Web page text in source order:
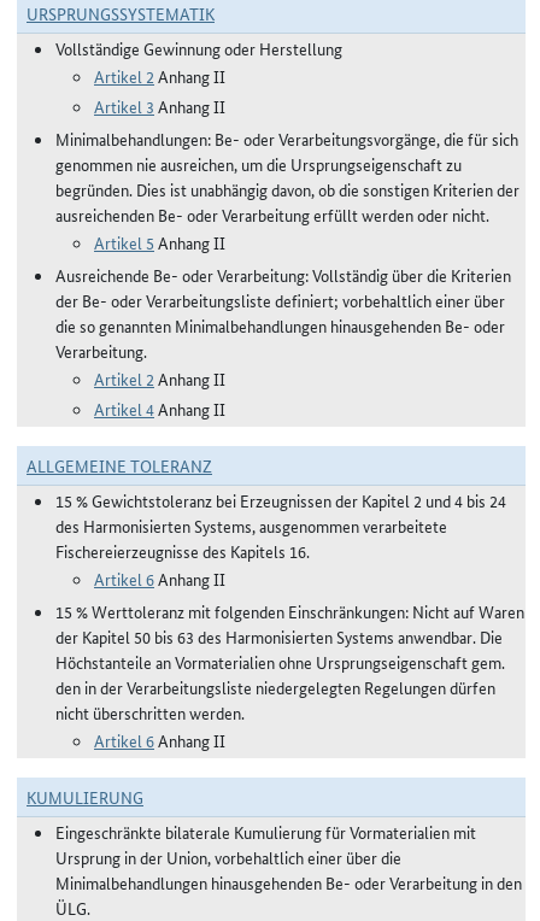
URSPRUNGSSYSTEMATIK
Vollständige Gewinnung oder Herstellung
Artikel 2 Anhang II
Artikel 3 Anhang II
Minimalbehandlungen: Be- oder Verarbeitungsvorgänge, die für sich
genommen nie ausreichen, um die Ursprungseigenschaft zu
begründen. Dies ist unabhängig davon, ob die sonstigen Kriterien der
ausreichenden Be- oder Verarbeitung erfüllt werden oder nicht.
Artikel 5 Anhang II
Ausreichende Be- oder Verarbeitung: Vollständig über die Kriterien
der Be- oder Verarbeitungsliste definiert; vorbehaltlich einer über
die so genannten Minimalbehandlungen hinausgehenden Be- oder
Verarbeitung.
Artikel 2 Anhang II
Artikel 4Anhang II
ALLGEMEINE TOLERANZ
15 % Gewichtstoleranz bei Erzeugnissen der Kapitel 2 und 4 bis 24
des Harmonisierten Systems, ausgenommen verarbeitete
Fischereierzeugnisse des Kapitels 16.
Artikel 6Anhang II
15 % Werttoleranz mit folgenden Einschränkungen: Nicht auf Waren
der Kapitel 50 bis 63 des Harmonisierten Systems anwendbar. Die
Höchstanteile an Vormaterialien ohne Ursprungseigenschaft gem.
den in der Verarbeitungsliste niedergelegten Regelungen dürfen
nicht überschritten werden.
Artikel 6Anhang II
KUMULIERUNG
Eingeschränkte bilaterale Kumulierung für Vormaterialien mit
Ursprung in der Union, vorbehaltlich einer über die
Minimalbehandlungen hinausgehenden Be- oder Verarbeitung in den
ÜLG.